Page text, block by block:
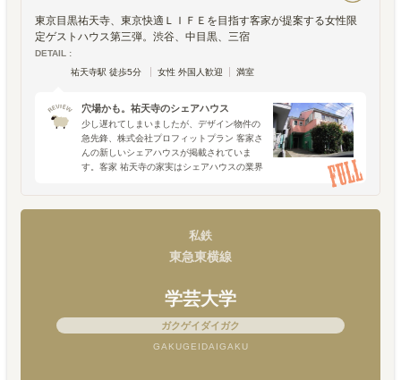
東京目黒祐天寺、東京快適ＬＩＦＥを目指す客家が提案する女性限
定ゲストハウス第三弾。渋谷、中目黒、三宿
DETAIL :
祐天寺駅 徒歩5分
女性 外国人歓迎 満室
穴場かも。祐天寺のシェアハウス
少し遅れてしまいましたが、デザイン物件の
急先鋒、株式会社プロフィットプラン 客家さ
んの新しいシェアハウスが掲載されていま
す。客家 祐天寺の家実はシェアハウスの業界
が（僕らも毎回楽しみにしています）、今回
は東急東横線の祐天
私鉄
東急東横線
学芸大学
ガクゲイダイガク
GAKUGEIDAIGAKU